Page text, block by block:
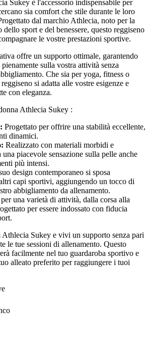
Sukey è l'accessorio indispensabile per
sia comfort che stile durante le loro
dal marchio Athlecia, noto per la
dello sport e del benessere, questo reggiseno
le vostre prestazioni sportive.
offre un supporto ottimale, garantendo
sulla vostra attività senza
Che sia per yoga, fitness o
si adatta alle vostre esigenze e
con eleganza.
Athlecia Sukey :
Progettato per offrire una stabilità eccellente,
dinamici.
Realizzato con materiali morbidi e
una piacevole sensazione sulla pelle anche
più intensi.
design contemporaneo si sposa
capi sportivi, aggiungendo un tocco di
abbigliamento da allenamento.
una varietà di attività, dalla corsa alla
per essere indossato con fiducia
Sukey e vivi un supporto senza pari
le tue sessioni di allenamento. Questo
facilmente nel tuo guardaroba sportivo e
alleato preferito per raggiungere i tuoi